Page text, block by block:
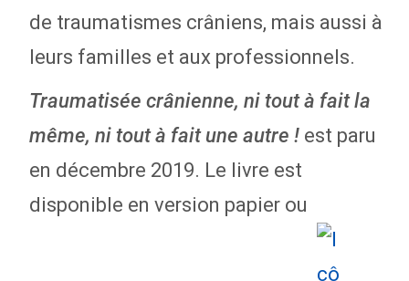
de traumatismes crâniens, mais aussi à
leurs familles et aux professionnels.
Traumatisée crânienne, ni tout à fait la
même, ni tout à fait une autre !est paru
en décembre 2019. Le livre est
disponible en version papier ou